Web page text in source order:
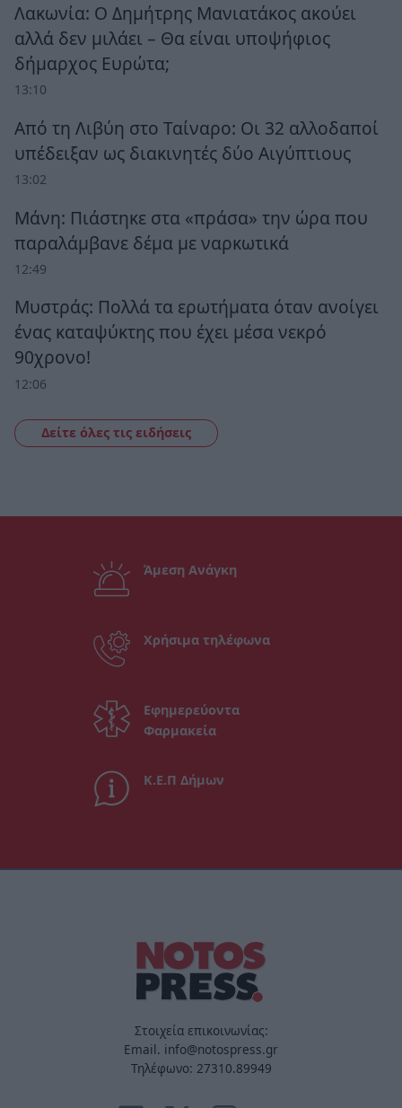
Λακωνία: Ο Δημήτρης Μανιατάκος ακούει
αλλά δεν μιλάει – Θα είναι υποψήφιος
δήμαρχος Ευρώτα;
13:10
Από τη Λιβύη στο Ταίναρο: Οι 32 αλλοδαποί
υπέδειξαν ως διακινητές δύο Αιγύπτιους
13:02
Μάνη: Πιάστηκε στα «πράσα» την ώρα που
παραλάμβανε δέμα με ναρκωτικά
12:49
Μυστράς: Πολλά τα ερωτήματα όταν ανοίγει
ένας καταψύκτης που έχει μέσα νεκρό
90χρονο!
12:06
Δείτε όλες τις ειδήσεις
Άμεση Ανάγκη
Χρήσιμα τηλέφωνα
Εφημερεύοντα
Φαρμακεία
Κ.Ε.Π Δήμων
Στοιχεία επικοινωνίας:
Email. info@notospress.gr
Τηλέφωνο: 27310.89949